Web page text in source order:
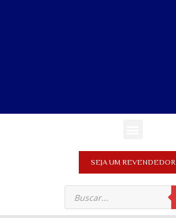
SEJA UM REVENDEDOR